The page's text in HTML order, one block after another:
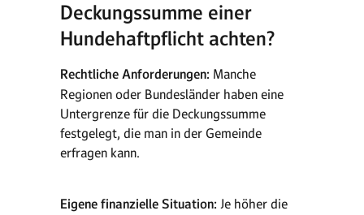
Deckungssumme einer
Hundehaftpflicht achten?
Rechtliche Anforderungen: Manche
Regionen oder Bundesländer haben eine
Untergrenze für die Deckungssumme
festgelegt, die man in der Gemeinde
erfragen kann.
Eigene finanzielle Situation: Je höher die